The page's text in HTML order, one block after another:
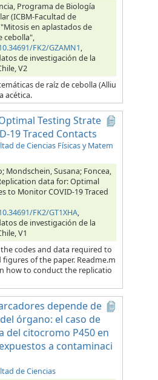
Programa de Biología
(ICBM-Facultad de
en aplastados de
cebolla",
FK2/GZAMN1,
de investigación de la
V2
de raíz de cebolla (Alliu
acética.
Testing Strate
19 Traced Contacts
de Ciencias Físicas y Matem
Mondschein, Susana; Foncea,
data for: Optimal
to Monitor COVID-19 Traced
FK2/GT1XHA,
de investigación de la
V1
codes and data required to
of the paper. Readme.m
how to conduct the replicatio
depende de
órgano: el caso de
del citocromo P450 en
a contaminaci
de Ciencias